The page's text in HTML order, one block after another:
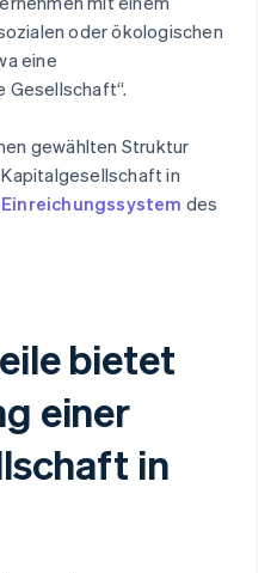
oder ökologischen
eine
Gesellschaft“.
gewählten Struktur
in
des
bietet
einer
in